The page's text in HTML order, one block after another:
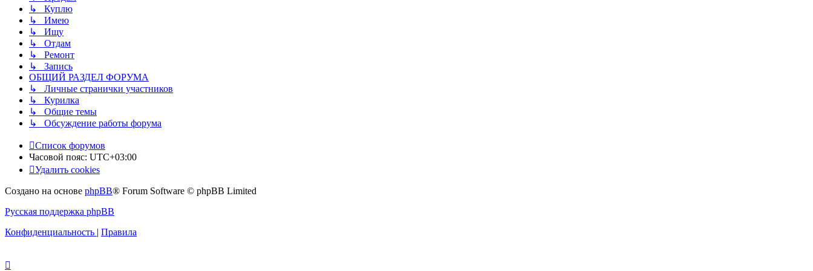
↳ Куплю
↳ Имею
↳ Ищу
↳ Отдам
↳ Ремонт
↳ Запись
ОБЩИЙ РАЗДЕЛ ФОРУМА
↳ Личные странички участников
↳ Курилка
↳ Общие темы
↳ Обсуждение работы форума
Список форумов
Часовой пояс: UTC+03:00
Удалить cookies
Создано на основе phpBB® Forum Software © phpBB Limited
Русская поддержка phpBB
Конфиденциальность | Правила